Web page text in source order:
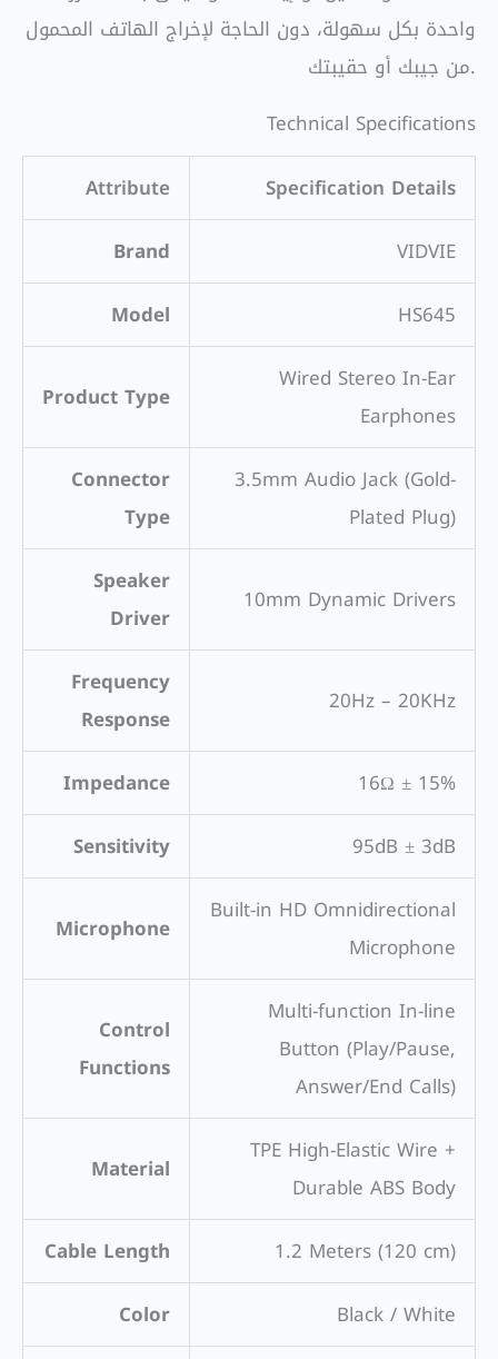
واحدة بكل سهولة، دون الحاجة لإخراج الهاتف المحمول
من جيبك أو حقيبتك.
Technical Specifications
Attribute
Specification Details
Brand
VIDVIE
Model
HS645
Product Type
Wired Stereo In-Ear
Earphones
Connector
Type
3.5mm Audio Jack (Gold-
Plated Plug)
Speaker
Driver
10mm Dynamic Drivers
Frequency
Response
20Hz – 20KHz
Impedance
16Ω ± 15%
Sensitivity
95dB ± 3dB
Microphone
Built-in HD Omnidirectional
Microphone
Control
Functions
Multi-function In-line
Button (Play/Pause,
Answer/End Calls)
Material
TPE High-Elastic Wire +
Durable ABS Body
Cable Length
1.2 Meters (120 cm)
Color
Black / White